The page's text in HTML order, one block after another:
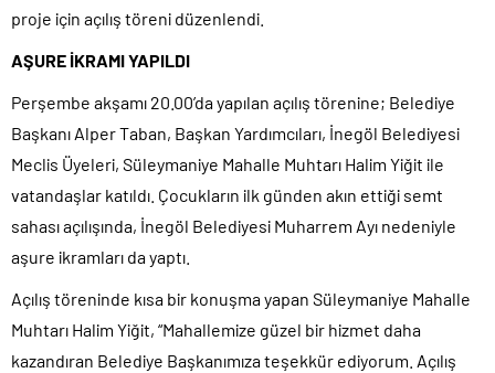
proje için açılış töreni düzenlendi.
AŞURE İKRAMI YAPILDI
Perşembe akşamı 20.00’da yapılan açılış törenine; Belediye
Başkanı Alper Taban, Başkan Yardımcıları, İnegöl Belediyesi
Meclis Üyeleri, Süleymaniye Mahalle Muhtarı Halim Yiğit ile
vatandaşlar katıldı. Çocukların ilk günden akın ettiği semt
sahası açılışında, İnegöl Belediyesi Muharrem Ayı nedeniyle
aşure ikramları da yaptı.
Açılış töreninde kısa bir konuşma yapan Süleymaniye Mahalle
Muhtarı Halim Yiğit, “Mahallemize güzel bir hizmet daha
kazandıran Belediye Başkanımıza teşekkür ediyorum. Açılış